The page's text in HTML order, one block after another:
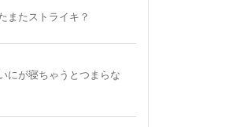
またストライキ？
にが寝ちゃうとつまらな